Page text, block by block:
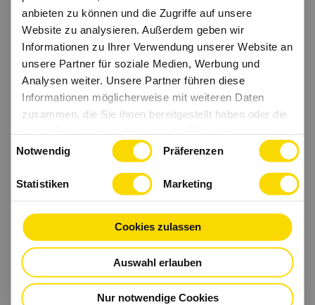
anbieten zu können und die Zugriffe auf unsere
Website zu analysieren. Außerdem geben wir
Informationen zu Ihrer Verwendung unserer Website an
unsere Partner für soziale Medien, Werbung und
Analysen weiter. Unsere Partner führen diese
Informationen möglicherweise mit weiteren Daten
zusammen, die Sie ihnen bereitgestellt haben oder die
haben.
Notwendig Präferenzen
Statistiken Marketing
Cookies zulassen
Auswahl erlauben
Nur notwendige Cookies